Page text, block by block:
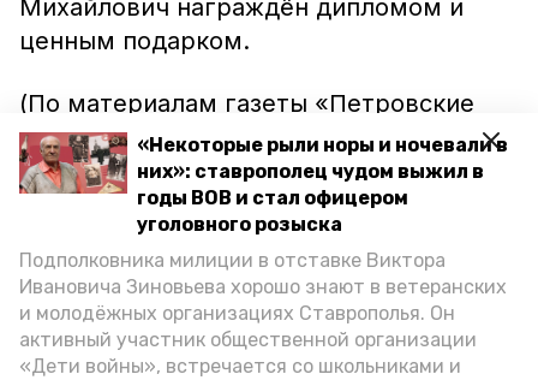
«Некоторые рыли норы и ночевали в
них»: ставрополец чудом выжил в
годы ВОВ и стал офицером
уголовного розыска
Подполковника милиции в отставке Виктора
Ивановича Зиновьева хорошо знают в ветеранских
и молодёжных организациях Ставрополья. Он
активный участник общественной организации
«Дети войны», встречается со школьниками и
Михайлович награждён дипломом и
ценным подарком.
(По материалам газеты «Петровские
вести», автор: Ю. Ёлхин)